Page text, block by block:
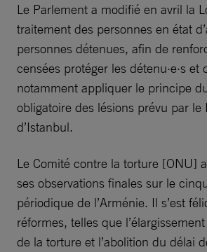
Le Parlement a modifié en avril la
traitement des personnes en état
personnes détenues, afin de
censées protéger les détenu·e·s et
notamment appliquer le principe
obligatoire des lésions prévu par le
d’Istanbul.
Le Comité contre la torture [ONU]
ses observations finales sur le
périodique de l’Arménie. Il s’est
réformes, telles que
de la torture et l’abolition du délai